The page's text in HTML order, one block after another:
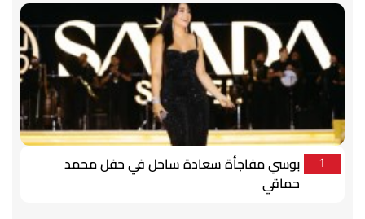
1
بوسي مفاجأة سعادة ساحل في حفل محمد
حماقي